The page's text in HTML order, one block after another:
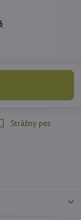
Strážny pes